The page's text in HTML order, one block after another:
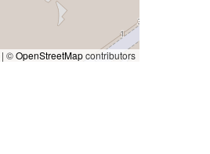
| ©OpenStreetMapcontributors